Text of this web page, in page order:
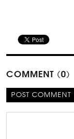
COMMENT (0)
POST COMMENT